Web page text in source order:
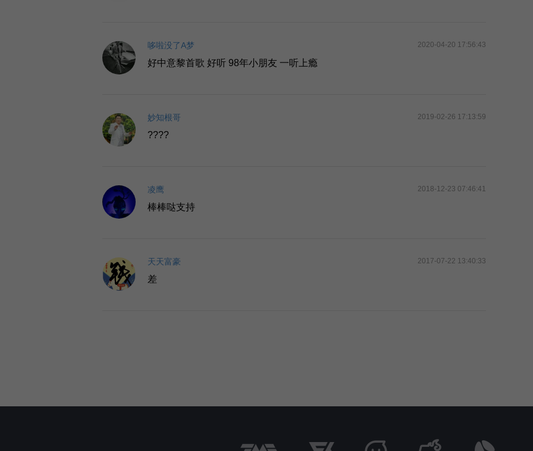
哆啦没了A梦 2020-04-20 17:56:43
好中意黎首歌 好听 98年小朋友 一听上瘾
妙知根哥 2019-02-26 17:13:59
????
凌鹰 2018-12-23 07:46:41
棒棒哒支持
天天富豪 2017-07-22 13:40:33
差